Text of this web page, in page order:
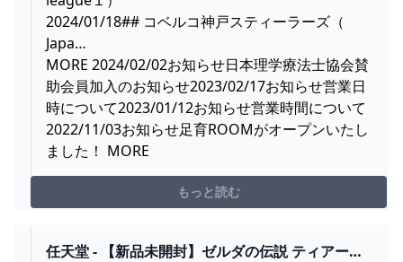
2024/01/18## コベルコ神戸スティーラーズ（
Japa…
MORE 2024/02/02お知らせ日本理学療法士協会賛
助会員加入のお知らせ2023/02/17お知らせ営業日
時について2023/01/12お知らせ営業時間について
2022/11/03お知らせ足育ROOMがオープンいたし
ました！ MORE
もっと読む
任天堂 - 【新品未開封】ゼルダの伝説 ティアーズ